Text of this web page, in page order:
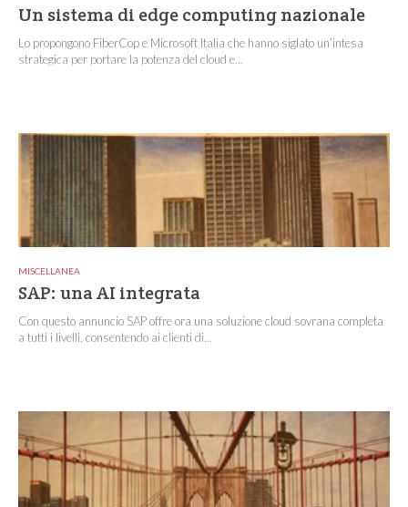
Un sistema di edge computing nazionale
Lo propongono FiberCop e Microsoft Italia che hanno siglato un’intesa
strategica per portare la potenza del cloud e...
MISCELLANEA
SAP: una AI integrata
Con questo annuncio SAP offre ora una soluzione cloud sovrana completa
a tutti i livelli, consentendo ai clienti di...